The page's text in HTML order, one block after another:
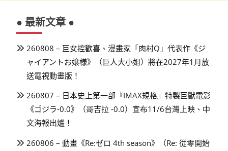
● 最新文章 ●
260808 – 巨女控歡喜、漫畫家「肉村Q」代表作《ジ
ャイアントお嬢様》（巨人大小姐）將在2027年1月放
送電視動畫版！
260807 – 日本史上第一部『IMAX規格』特製巨獸電影
《ゴジラ-0.0》（哥吉拉 -0.0）宣布11/6台灣上映、中
文海報出爐！
260806 – 動畫《Re:ゼロ 4th season》（Re: 從零開始